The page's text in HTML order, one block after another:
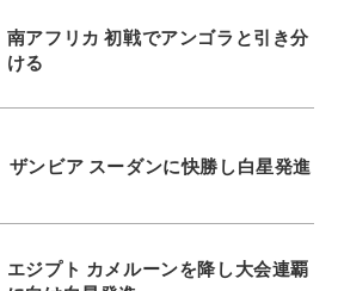
南アフリカ 初戦でアンゴラと引き分
ける
ザンビア スーダンに快勝し白星発進
エジプト カメルーンを降し大会連覇